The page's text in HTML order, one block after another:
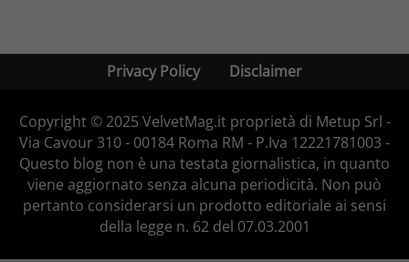
Privacy Policy Disclaimer
Copyright © 2025 VelvetMag.it proprietà di Metup Srl -
Via Cavour 310 - 00184 Roma RM - P.Iva 12221781003 -
Questo blog non è una testata giornalistica, in quanto
viene aggiornato senza alcuna periodicità. Non può
pertanto considerarsi un prodotto editoriale ai sensi
della legge n. 62 del 07.03.2001